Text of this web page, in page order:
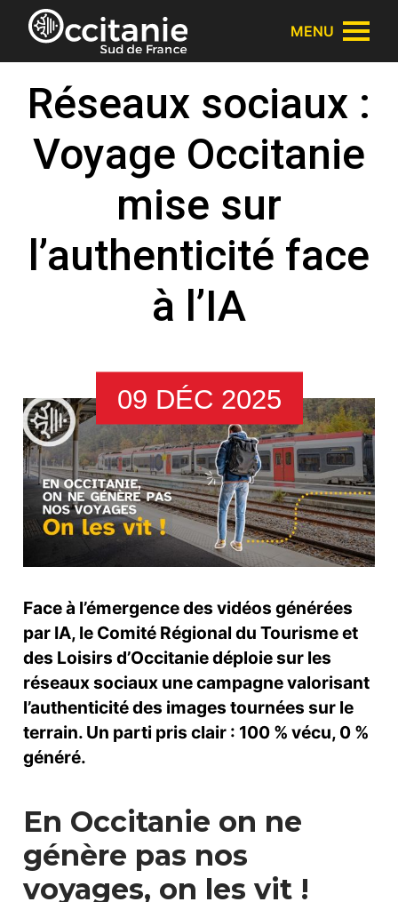
Panneau de gestion des cookies
MENU
Réseaux sociaux :
Voyage Occitanie
mise sur
l’authenticité face
à l’IA
09 DÉC 2025
Face à l’émergence des vidéos générées
par IA, le Comité Régional du Tourisme et
des Loisirs d’Occitanie déploie sur les
réseaux sociaux une campagne valorisant
l’authenticité des images tournées sur le
terrain. Un parti pris clair : 100 % vécu, 0 %
généré.
En Occitanie on ne
génère pas nos
voyages, on les vit !